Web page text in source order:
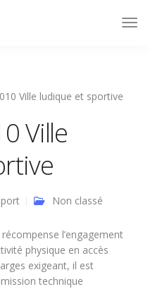
Ville ludique et sportive
Ville
Non classé
l’engagement
physique en accès
exigeant, il est
technique